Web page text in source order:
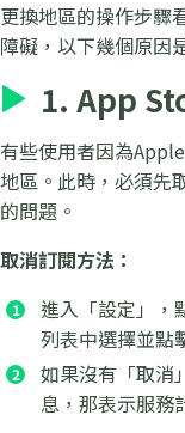
更換地區的操作步驟
障礙，以下幾個原因
1. App
有些使用者因為
地區。此時，必須先
的問題。
取消訂閱方法：
進入「設定」
列表中選擇並點
如果沒有「取消
息，那表示服務